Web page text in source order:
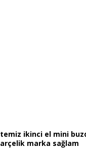
temiz ikinci el mini
arçelik marka sağlam